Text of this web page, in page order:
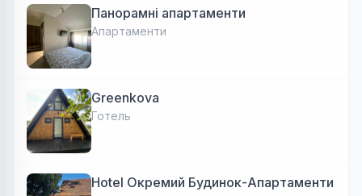
Панорамні апартаменти
Апартаменти
Greenkova
Готель
Hotel Окремий Будинок-Апартаменти